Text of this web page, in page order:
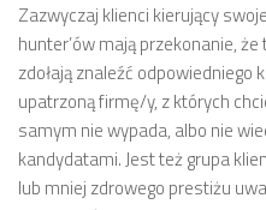
Zazwyczaj klienci kierujący
hunter’ów mają przekonanie,
zdołają znaleźć odpowiedniego
upatrzoną firmę/y, z których
samym nie wypada, albo nie
kandydatami. Jest też grupa
lub mniej zdrowego prestiżu